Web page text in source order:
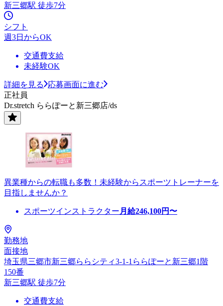
新三郷駅 徒歩7分
シフト
週3日からOK
交通費支給
未経験OK
詳細を見る
応募画面に進む
正社員
Dr.stretch ららぽーと新三郷店/ds
異業種からの転職も多数！未経験からスポーツトレーナーを
目指しませんか？
スポーツインストラクター 月給246,100円〜
勤務地
面接地
埼玉県三郷市新三郷ららシティ3-1-1ららぽーと新三郷1階
150番
新三郷駅 徒歩7分
交通費支給